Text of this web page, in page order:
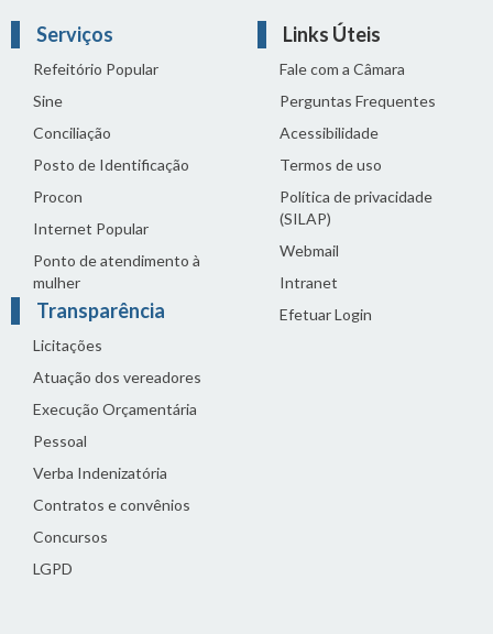
Serviços
Refeitório Popular
Sine
Conciliação
Posto de Identificação
Procon
Internet Popular
Ponto de atendimento à
mulher
Transparência
Licitações
Atuação dos vereadores
Execução Orçamentária
Pessoal
Verba Indenizatória
Contratos e convênios
Concursos
LGPD
Links Úteis
Fale com a Câmara
Perguntas Frequentes
Acessibilidade
Termos de uso
Política de privacidade
(SILAP)
Webmail
Intranet
Efetuar Login